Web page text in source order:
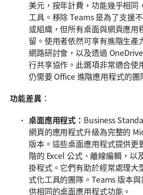
美元，按年計費，功能幾乎相同
工具。移除 Teams 是為了支援
或組織，但所有桌面與網頁應用
留。使用者依然可享有進階生產
網路研討會，以及透過
行共享協作。此選項非常適合使
仍需要 Office 進階應用程式的團
功能差異：
桌面應用程式： Business
網頁的應用程式升級為完整的
版本。這些桌面應用程式提供更
階的 Excel 公式、離線編輯，以
掛程式。它們有助於經常處理大
式化工具的團隊。Teams 版本
供相同的桌面應用程式功能。